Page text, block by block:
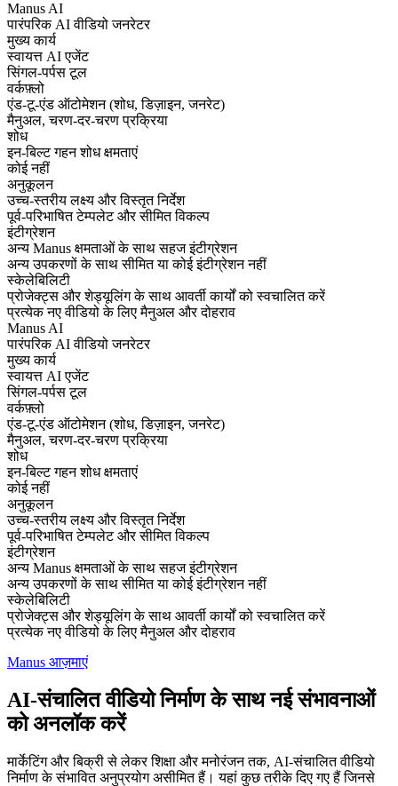
Manus AI
पारंपरिक AI वीडियो जनरेटर
मुख्य कार्य
स्वायत्त AI एजेंट
सिंगल-पर्पस टूल
वर्कफ़्लो
एंड-टू-एंड ऑटोमेशन (शोध, डिज़ाइन, जनरेट)
मैनुअल, चरण-दर-चरण प्रक्रिया
शोध
इन-बिल्ट गहन शोध क्षमताएं
कोई नहीं
अनुकूलन
उच्च-स्तरीय लक्ष्य और विस्तृत निर्देश
पूर्व-परिभाषित टेम्पलेट और सीमित विकल्प
इंटीग्रेशन
अन्य Manus क्षमताओं के साथ सहज इंटीग्रेशन
अन्य उपकरणों के साथ सीमित या कोई इंटीग्रेशन नहीं
स्केलेबिलिटी
प्रोजेक्ट्स और शेड्यूलिंग के साथ आवर्ती कार्यों को स्वचालित करें
प्रत्येक नए वीडियो के लिए मैनुअल और दोहराव
Manus AI
पारंपरिक AI वीडियो जनरेटर
मुख्य कार्य
स्वायत्त AI एजेंट
सिंगल-पर्पस टूल
वर्कफ़्लो
एंड-टू-एंड ऑटोमेशन (शोध, डिज़ाइन, जनरेट)
मैनुअल, चरण-दर-चरण प्रक्रिया
शोध
इन-बिल्ट गहन शोध क्षमताएं
कोई नहीं
अनुकूलन
उच्च-स्तरीय लक्ष्य और विस्तृत निर्देश
पूर्व-परिभाषित टेम्पलेट और सीमित विकल्प
इंटीग्रेशन
अन्य Manus क्षमताओं के साथ सहज इंटीग्रेशन
अन्य उपकरणों के साथ सीमित या कोई इंटीग्रेशन नहीं
स्केलेबिलिटी
प्रोजेक्ट्स और शेड्यूलिंग के साथ आवर्ती कार्यों को स्वचालित करें
प्रत्येक नए वीडियो के लिए मैनुअल और दोहराव
Manus आज़माएं
AI-संचालित वीडियो निर्माण के साथ नई संभावनाओं
को अनलॉक करें
मार्केटिंग और बिक्री से लेकर शिक्षा और मनोरंजन तक, AI-संचालित वीडियो
निर्माण के संभावित अनुप्रयोग असीमित हैं। यहां कुछ तरीके दिए गए हैं जिनसे